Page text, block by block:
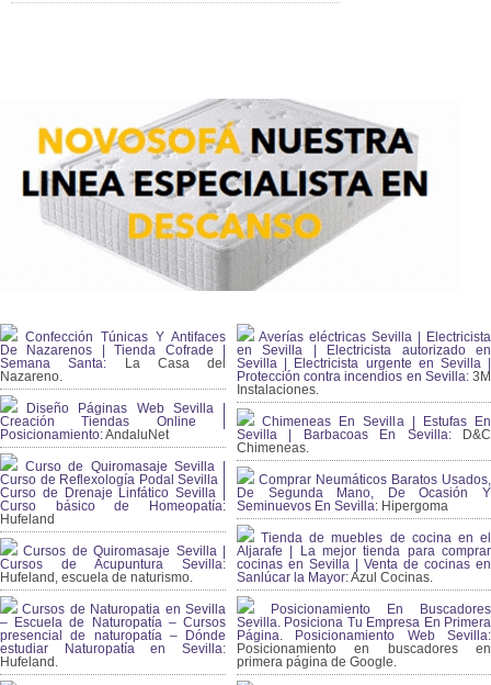
Confección Túnicas Y Antifaces
De Nazarenos | Tienda Cofrade |
Semana Santa: La Casa del
Nazareno.
Diseño Páginas Web Sevilla |
Creación Tiendas Online |
Posicionamiento:AndaluNet
Curso de Quiromasaje Sevilla |
Curso de Reflexología Podal Sevilla |
Curso de Drenaje Linfático Sevilla |
Curso básico de Homeopatía:
Hufeland
Cursos de Quiromasaje Sevilla |
Cursos de Acupuntura Sevilla:
Hufeland, escuela de naturismo.
Cursos de Naturopatia en Sevilla
– Escuela de Naturopatía – Cursos
presencial de naturopatía – Dónde
estudiar Naturopatía en Sevilla:
Hufeland.
Averías eléctricas Sevilla | Electricista
en Sevilla | Electricista autorizado en
Sevilla | Electricista urgente en Sevilla |
Protección contra incendios en Sevilla:3M
Instalaciones.
Chimeneas En Sevilla | Estufas En
Sevilla | Barbacoas En Sevilla:D&C
Chimeneas.
Comprar Neumáticos Baratos Usados,
De Segunda Mano, De Ocasión Y
Seminuevos En Sevilla: Hipergoma
Tienda de muebles de cocina en el
Aljarafe | La mejor tienda para comprar
cocinas en Sevilla | Venta de cocinas en
Sanlúcar la Mayor:Azul Cocinas.
Posicionamiento En Buscadores
Sevilla. Posiciona Tu Empresa En Primera
Página. Posicionamiento Web Sevilla:
Posicionamiento en buscadores en
primera página de Google.